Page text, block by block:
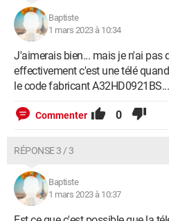
Baptiste
1 mars 2023 à 10:34
J'aimerais bien... mais je n'ai pas
effectivement c'est une télé
le code fabricant A32HD0921BS...
Commenter 0
RÉPONSE 3 / 3
Baptiste
1 mars 2023 à 10:37